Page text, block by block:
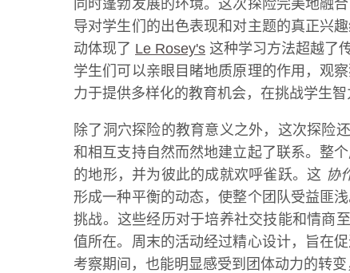
同时蓬勃发展的环境。这次探险完美地融
导对学生们的出色表现和对主题的真正兴
动体现了 Le Rosey's 这种学习方法超越了
学生们可以亲眼目睹地质原理的作用，观
力于提供多样化的教育机会，在挑战学生
除了洞穴探险的教育意义之外，这次探险
和相互支持自然而然地建立起了联系。整
的地形，并为彼此的成就欢呼雀跃。这 协
形成一种平衡的动态，使整个团队受益匪
挑战。这些经历对于培养社交技能和情商
值所在。周末的活动经过精心设计，旨在
考察期间，也能明显感受到团体动力的转